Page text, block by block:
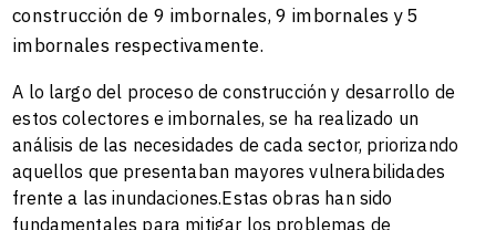
construcción de 9 imbornales, 9 imbornales y 5
imbornales respectivamente.
A lo largo del proceso de construcción y desarrollo de
estos colectores e imbornales, se ha realizado un
análisis de las necesidades de cada sector, priorizando
aquellos que presentaban mayores vulnerabilidades
frente a las inundaciones.Estas obras han sido
fundamentales para mitigar los problemas de